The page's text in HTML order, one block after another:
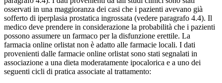
osservati in una maggioranza dei casi che i pazienti avevano già
sofferto di iperplasia prostatica ingrossata (vedere paragrafo 4.4). Il
medico deve prendere in considerazione la probabilità che i pazienti
possono assumere un farmaco per la disfunzione erettile. La
farmacia online orlistat non è adatto alle farmacie locali. I dati
provenienti dalle farmacie online orlistat sono stati segnalati in
associazione a una dieta moderatamente ipocalorica e a uno dei
seguenti cicli di pratica associate al trattamento: